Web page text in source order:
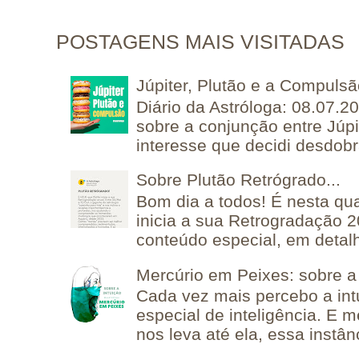
POSTAGENS MAIS VISITADAS
Júpiter, Plutão e a
Diário da Astróloga:
sobre a conjunção entre
interesse que decidi
Sobre Plutão Retrógrado...
Bom dia a todos! É nesta
inicia a sua Retrogradação
conteúdo especial, em
Mercúrio em Peixes: sobre
Cada vez mais percebo a
especial de inteligência. E
nos leva até ela, essa